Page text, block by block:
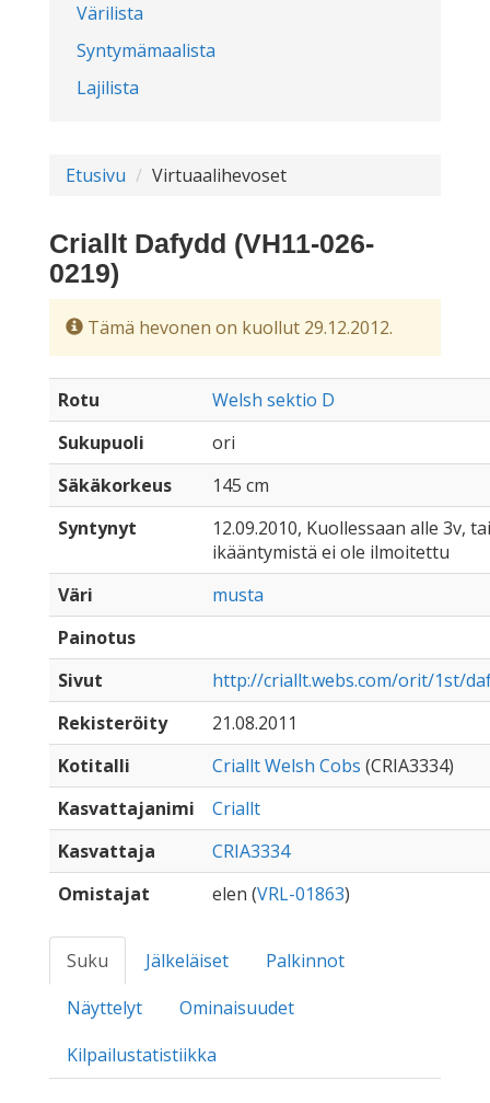
Värilista
Syntymämaalista
Lajilista
Etusivu Virtuaalihevoset
Criallt Dafydd (VH11-026-
0219)
Tämä hevonen on kuollut 29.12.2012.
Rotu
Welsh sektio D
Sukupuoli
ori
Säkäkorkeus
145 cm
Syntynyt
12.09.2010, Kuollessaan alle 3v, tai
ikääntymistä ei ole ilmoitettu
Väri
musta
Painotus
Sivut
http://criallt.webs.com/orit/1st/
Rekisteröity
21.08.2011
Kotitalli
Criallt Welsh Cobs (CRIA3334)
Kasvattajanimi
Criallt
Kasvattaja
CRIA3334
Omistajat
elen (VRL-01863)
Suku Jälkeläiset
Palkinnot
Näyttelyt
Ominaisuudet
Kilpailustatistiikka